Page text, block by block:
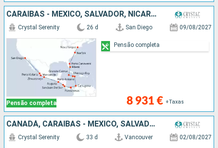
CARAIBAS - MEXICO, SALVADOR, NICARÁGUA, COSTA RICA, PANAMA, COLÔMBIA, JAMAICA, CAIMÃO (ILHAS), ESTADOS UNIDOS
Pensão completa
Crystal Serenity 26 d San Diego 09/08/2027
8 931 € +Taxas
Pensão completa
CANADÁ, CARAIBAS - MEXICO, SALVADOR, NICARÁGUA, COSTA RICA, PANAMA, COLÔMBIA, JAMAICA, CAIMÃO (ILHAS), ESTADOS UNIDOS
Crystal Serenity 33 d Vancouver 02/08/2027